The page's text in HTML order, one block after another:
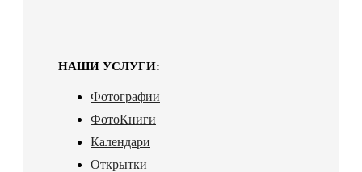
НАШИ УСЛУГИ:
Фотографии
ФотоКниги
Календари
Открытки